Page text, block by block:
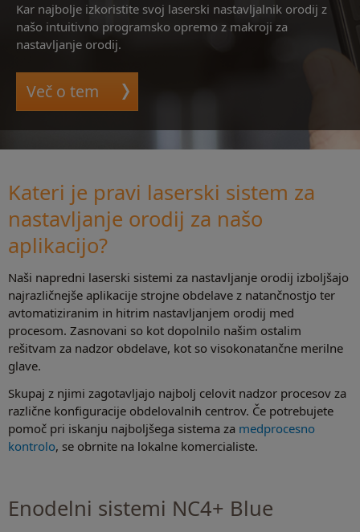
Kar najbolje izkoristite svoj laserski nastavljalnik orodij z
našo intuitivno programsko opremo z makroji za
nastavljanje orodij.
Več o tem
Kateri je pravi laserski sistem za
nastavljanje orodij za našo
aplikacijo?
Naši napredni laserski sistemi za nastavljanje orodij izboljšajo
najrazličnejše aplikacije strojne obdelave z natančnostjo ter
avtomatiziranim in hitrim nastavljanjem orodij med
procesom. Zasnovani so kot dopolnilo našim ostalim
rešitvam za nadzor obdelave, kot so visokonatančne merilne
glave.
Skupaj z njimi zagotavljajo najbolj celovit nadzor procesov za
različne konfiguracije obdelovalnih centrov. Če potrebujete
pomoč pri iskanju najboljšega sistema za medprocesno
kontrolo, se obrnite na lokalne komercialiste.
Enodelni sistemi NC4+ Blue